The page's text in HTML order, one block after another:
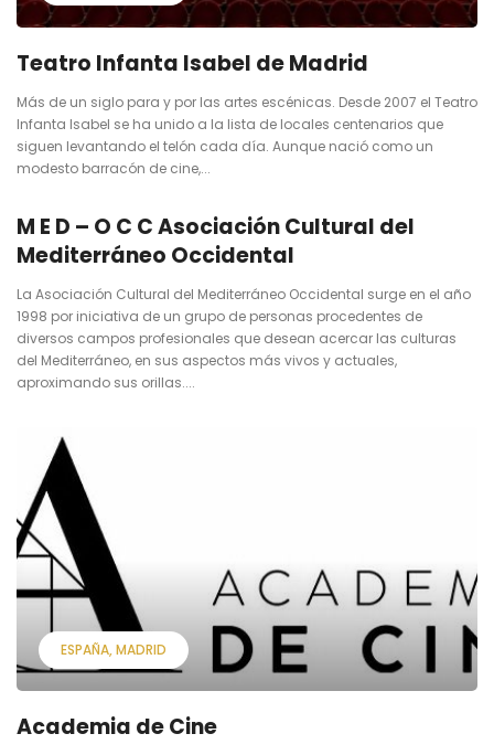
Teatro Infanta Isabel de Madrid
Más de un siglo para y por las artes escénicas. Desde 2007 el Teatro
Infanta Isabel se ha unido a la lista de locales centenarios que
siguen levantando el telón cada día. Aunque nació como un
modesto barracón de cine,...
M E D – O C C Asociación Cultural del
Mediterráneo Occidental
La Asociación Cultural del Mediterráneo Occidental surge en el año
1998 por iniciativa de un grupo de personas procedentes de
diversos campos profesionales que desean acercar las culturas
del Mediterráneo, en sus aspectos más vivos y actuales,
aproximando sus orillas....
ESPAÑA MADRID
Academia de Cine